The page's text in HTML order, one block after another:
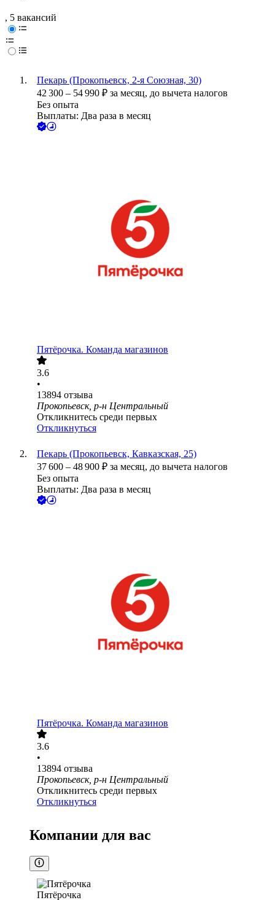
, 5 вакансий
Пекарь (Прокопьевск, 2-я Союзная, 30)
42 300 – 54 990 ₽ за месяц, до вычета налогов
Без опыта
Выплаты: Два раза в месяц
Пятёрочка. Команда магазинов
3.6
•
13894 отзыва
Прокопьевск, р-н Центральный
Откликнитесь среди первых
Откликнуться
Пекарь (Прокопьевск, Кавказская, 25)
37 600 – 48 900 ₽ за месяц, до вычета налогов
Без опыта
Выплаты: Два раза в месяц
Пятёрочка. Команда магазинов
3.6
•
13894 отзыва
Прокопьевск, р-н Центральный
Откликнитесь среди первых
Откликнуться
Компании для вас
Пятёрочка